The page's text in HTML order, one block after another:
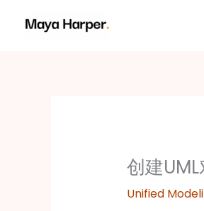
创建
Unified